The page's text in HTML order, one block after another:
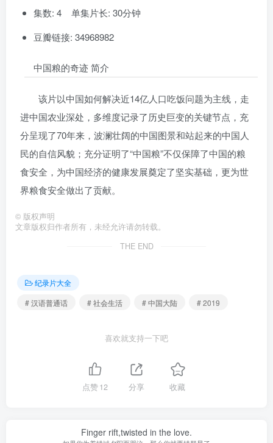
集数: 4 单集片长: 30分钟
豆瓣链接: 34968982
中国粮的奇迹 简介
该片以中国如何解决近14亿人口吃饭问题为主线，走
进中国农业深处，多维度记录了历史巨变的关键节点，充
分呈现了70年来，波澜壮阔的中国图景和站起来的中国人
民的自信风貌；充分证明了“中国粮”不仅保障了中国的粮
食安全，为中国经济的健康发展奠定了坚实基础，更为世
界粮食安全做出了贡献。
© 版权声明
文章版权归作者所有，未经允许请勿转载。
THE END
纪录片大全
# 汉语普通话
# 社会生活 # 中国大陆 # 2019
喜欢就支持一下吧
点赞12 分享 收藏
Finger rift,twisted in the love.